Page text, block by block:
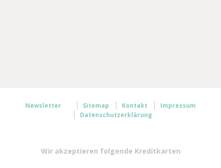
Newsletter Sitemap Kontakt
Impressum
Datenschutzerklärung
Wir akzeptieren folgende Kreditkarten